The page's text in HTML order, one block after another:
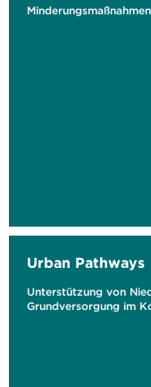
Urban Pathways
Unterstützung von
Grundversorgung im